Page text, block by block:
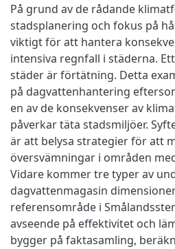
På grund av de rådande
stadsplanering och fokus på
viktigt för att hantera
intensiva regnfall i städerna.
städer är förtätning. Detta
på dagvattenhantering
en av de konsekvenser av
påverkar täta stadsmiljöer.
är att belysa strategier för att
översvämningar i områden
Vidare kommer tre typer av
dagvattenmagasin
referensområde i
avseende på effektivitet och
bygger på faktasamling,